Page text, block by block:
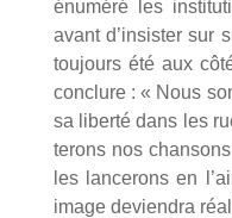
énu­mé­ré les
avant d’in­sis­ter sur
tou­jours été aux
conclure : « Nous
sa liber­té dans les
te­rons nos
les lan­ce­rons en
image devien­dra